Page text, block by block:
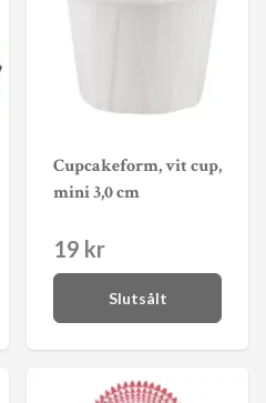
Cupcakeform, vit cup,
mini 3,0 cm
19 kr
Slutsålt